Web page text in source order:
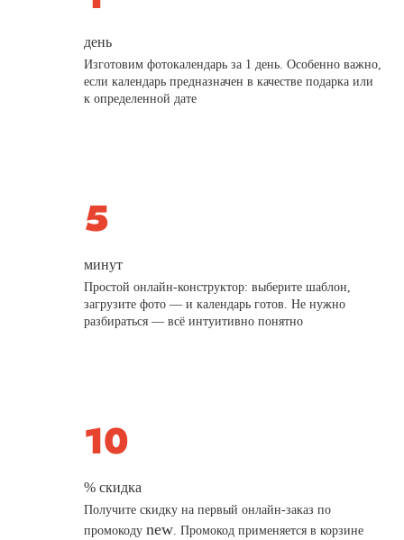
день
Изготовим фотокалендарь за 1 день. Особенно важно,
если календарь предназначен в качестве подарка или
к определенной дате
минут
Простой онлайн-конструктор: выберите шаблон,
загрузите фото — и календарь готов. Не нужно
разбираться — всё интуитивно понятно
% скидка
Получите скидку на первый онлайн-заказ по
промокодуnew. Промокод применяется в корзине